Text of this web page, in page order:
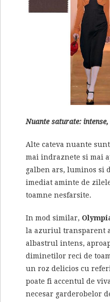
Nuante saturate:
Alte cateva nuante
mai indraznete si mai
galben ars, luminos si
imediat aminte de
toamne nesfarsite.
In mod similar,
la azuriul transparent
albastrul intens,
diminetilor reci de
un roz delicios cu
poate fi accentul de
necesar garderobelor